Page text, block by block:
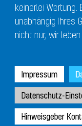
keinerlei Wertung.
unabhängig Ihres
nicht nur, wir
Impressum
Datenschutz-
Hinweisgeber